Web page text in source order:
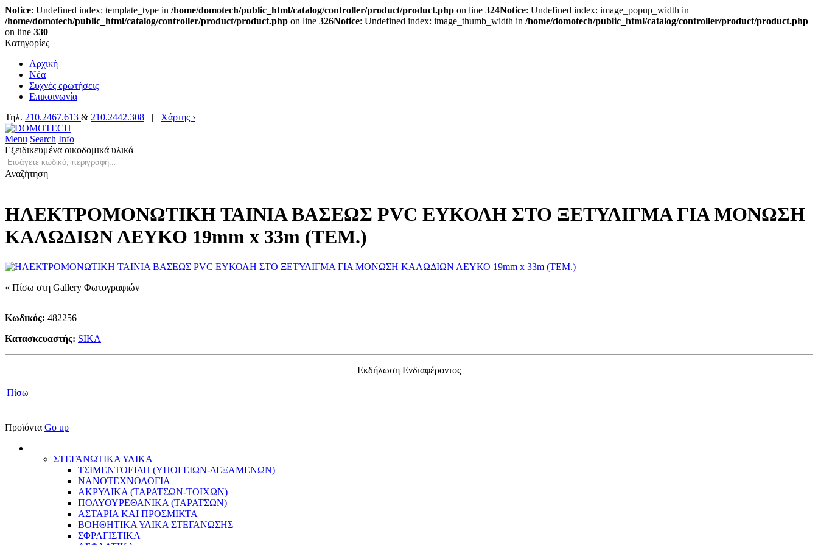
Notice: Undefined index: template_type in /home/domotech/public_html/catalog/controller/product/product.php on line 324Notice: Undefined index: image_popup_width in
/home/domotech/public_html/catalog/controller/product/product.php on line 326Notice: Undefined index: image_thumb_width in /home/domotech/public_html/catalog/controller/product/product.php
on line 330
Κατηγορίες
Αρχική
Νέα
Συχνές ερωτήσεις
Επικοινωνία
Τηλ. 210.2467.613 & 210.2442.308 | Χάρτης ›
Menu Search Info
Εξειδικευμένα οικοδομικά υλικά
Αναζήτηση
ΗΛΕΚΤΡΟΜΟΝΩΤΙΚΗ ΤΑΙΝΙΑ ΒΑΣΕΩΣ PVC ΕΥΚΟΛΗ ΣΤΟ ΞΕΤΥΛΙΓΜΑ ΓΙΑ ΜΟΝΩΣΗ
ΚΑΛΩΔΙΩΝ ΛΕΥΚΟ 19mm x 33m (ΤΕΜ.)
« Πίσω στη Gallery Φωτογραφιών
Κωδικός: 482256
Κατασκευαστής: SIKA
Εκδήλωση Ενδιαφέροντος
Πίσω
Προϊόντα Go up
ΣΤΕΓΑΝΩΤΙΚΑ ΥΛΙΚΑ
ΤΣΙΜΕΝΤΟΕΙΔΗ (ΥΠΟΓΕΙΩΝ-ΔΕΞΑΜΕΝΩΝ)
ΝΑΝΟΤΕΧΝΟΛΟΓΙΑ
ΑΚΡΥΛΙΚΑ (ΤΑΡΑΤΣΩΝ-ΤΟΙΧΩΝ)
ΠΟΛΥΟΥΡΕΘΑΝΙΚΑ (ΤΑΡΑΤΣΩΝ)
ΑΣΤΑΡΙΑ ΚΑΙ ΠΡΟΣΜΙΚΤΑ
BΟΗΘΗΤΙΚΑ ΥΛΙΚΑ ΣΤΕΓΑΝΩΣΗΣ
ΣΦΡΑΓΙΣΤΙΚΑ